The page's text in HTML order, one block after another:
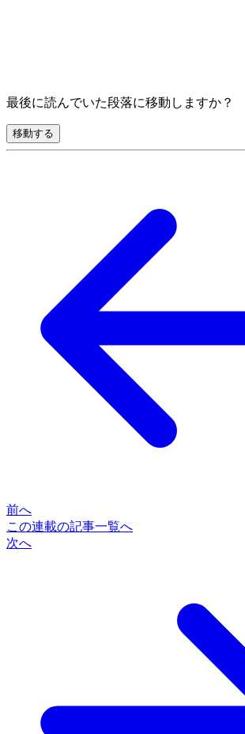
最後に読んでいた段落に移動しますか？
移動する
前へ
この連載の記事一覧へ
次へ